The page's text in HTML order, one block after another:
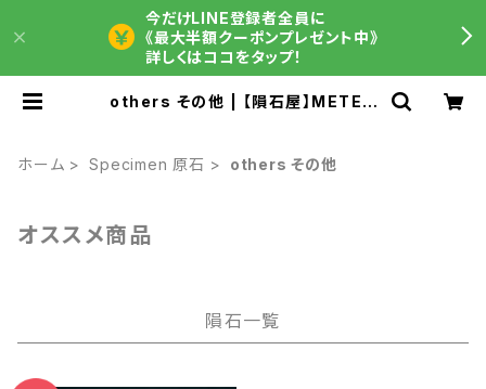
今だけLINE登録者全員に
《最大半額クーポンプレゼント中》
詳しくはココをタップ！
others その他 | 【隕石屋】METEO
ホーム Specimen 原石 others その他
オススメ商品
隕石一覧